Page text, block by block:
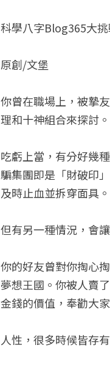
科學八字Blog365大
原創/文堡
你曾在職場上，被摯
理和十神組合來探討。
吃虧上當，有分好幾
騙集團即是「財破印
及時止血並拆穿面具。
但有另一種情況，會
你的好友曾對你掏心
夢想王國。你被人賣
金錢的價值，奉勸大
人性，很多時候皆存